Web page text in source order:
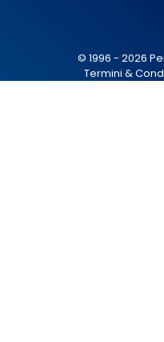
© 1996 - 2026
Termini &